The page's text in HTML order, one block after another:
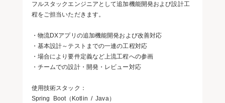
フルスタックエンジニアとして追加機能開発および設計工
程をご担当いただきます。
・物流DXアプリの追加機能開発および改善対応
・基本設計～テストまでの一連の工程対応
・場合により要件定義など上流工程への参画
・チームでの設計・開発・レビュー対応
使用技術スタック：
Spring Boot（Kotlin / Java）